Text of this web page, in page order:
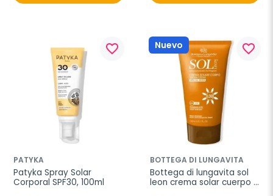
favorite_border
PATYKA
Patyka Spray Solar
Corporal SPF30, 100ml
Nuevo favorite_border
BOTTEGA DI LUNGAVITA
Bottega di lungavita sol
leon crema solar cuerpo